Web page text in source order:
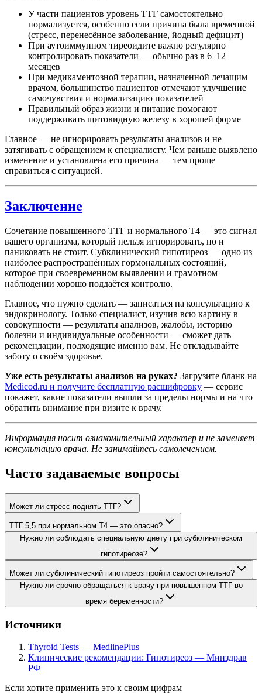
У части пациентов уровень ТТГ самостоятельно
нормализуется, особенно если причина была временной
(стресс, перенесённое заболевание, йодный дефицит)
При аутоиммунном тиреоидите важно регулярно
контролировать показатели — обычно раз в 6–12
месяцев
При медикаментозной терапии, назначенной лечащим
врачом, большинство пациентов отмечают улучшение
самочувствия и нормализацию показателей
Правильный образ жизни и питание помогают
поддерживать щитовидную железу в хорошей форме
Главное — не игнорировать результаты анализов и не
затягивать с обращением к специалисту. Чем раньше выявлено
изменение и установлена его причина — тем проще
справиться с ситуацией.
Заключение
Сочетание повышенного ТТГ и нормального Т4 — это сигнал
вашего организма, который нельзя игнорировать, но и
паниковать не стоит. Субклинический гипотиреоз — одно из
наиболее распространённых гормональных состояний,
которое при своевременном выявлении и грамотном
наблюдении хорошо поддаётся контролю.
Главное, что нужно сделать — записаться на консультацию к
эндокринологу. Только специалист, изучив всю картину в
совокупности — результаты анализов, жалобы, историю
болезни и индивидуальные особенности — сможет дать
рекомендации, подходящие именно вам. Не откладывайте
заботу о своём здоровье.
Уже есть результаты анализов на руках? Загрузите бланк на
Medicod.ru и получите бесплатную расшифровку — сервис
покажет, какие показатели вышли за пределы нормы и на что
обратить внимание при визите к врачу.
Информация носит ознакомительный характер и не заменяет
консультацию врача. Не занимайтесь самолечением.
Часто задаваемые вопросы
Может ли стресс поднять ТТГ?
ТТГ 5,5 при нормальном Т4 — это опасно?
Нужно ли соблюдать специальную диету при субклиническом
гипотиреозе?
Может ли субклинический гипотиреоз пройти самостоятельно?
Нужно ли срочно обращаться к врачу при повышенном ТТГ во
время беременности?
Источники
Thyroid Tests — MedlinePlus
Клинические рекомендации: Гипотиреоз — Минздрав
РФ
Если хотите применить это к своим цифрам